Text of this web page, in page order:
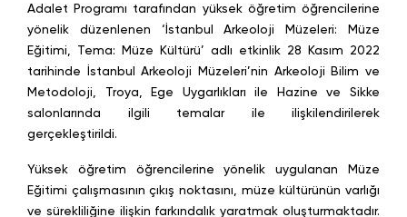
Adalet Programı tarafından yüksek öğretim öğrencilerine
yönelik düzenlenen ‘İstanbul Arkeoloji Müzeleri: Müze
Eğitimi, Tema: Müze Kültürü’ adlı etkinlik 28 Kasım 2022
tarihinde İstanbul Arkeoloji Müzeleri’nin Arkeoloji Bilim ve
Metodoloji, Troya, Ege Uygarlıkları ile Hazine ve Sikke
salonlarında ilgili temalar ile ilişkilendirilerek
gerçekleştirildi.
Yüksek öğretim öğrencilerine yönelik uygulanan Müze
Eğitimi çalışmasının çıkış noktasını, müze kültürünün varlığı
ve sürekliliğine ilişkin farkındalık yaratmak oluşturmaktadır.